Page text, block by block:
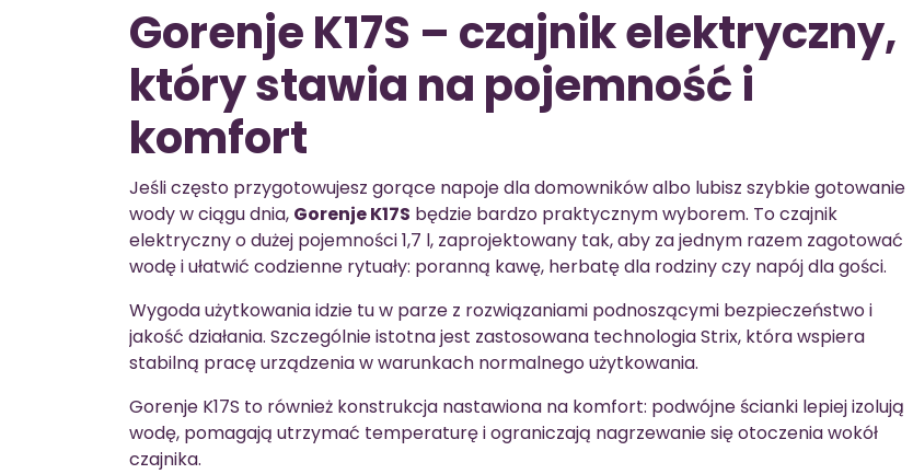
Gorenje K17S – czajnik elektryczny,
który stawia na pojemność i
komfort
Jeśli często przygotowujesz gorące napoje dla domowników albo lubisz szybkie gotowanie
wody w ciągu dnia, Gorenje K17S będzie bardzo praktycznym wyborem. To czajnik
elektryczny o dużej pojemności 1,7 l, zaprojektowany tak, aby za jednym razem zagotować
wodę i ułatwić codzienne rytuały: poranną kawę, herbatę dla rodziny czy napój dla gości.
Wygoda użytkowania idzie tu w parze z rozwiązaniami podnoszącymi bezpieczeństwo i
jakość działania. Szczególnie istotna jest zastosowana technologia Strix, która wspiera
stabilną pracę urządzenia w warunkach normalnego użytkowania.
Gorenje K17S to również konstrukcja nastawiona na komfort: podwójne ścianki lepiej izolują
wodę, pomagają utrzymać temperaturę i ograniczają nagrzewanie się otoczenia wokół
czajnika.